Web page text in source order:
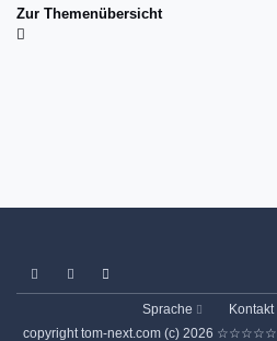
Zur Themenübersicht
Sprache Kontakt
copyright tom-next.com (c) 2026 ☆☆☆☆☆